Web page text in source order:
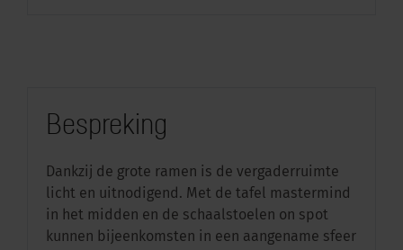
Bespreking
Dankzij de grote ramen is de vergaderruimte
licht en uitnodigend. Met de tafel mastermind
in het midden en de schaalstoelen on spot
kunnen bijeenkomsten in een aangename sfeer